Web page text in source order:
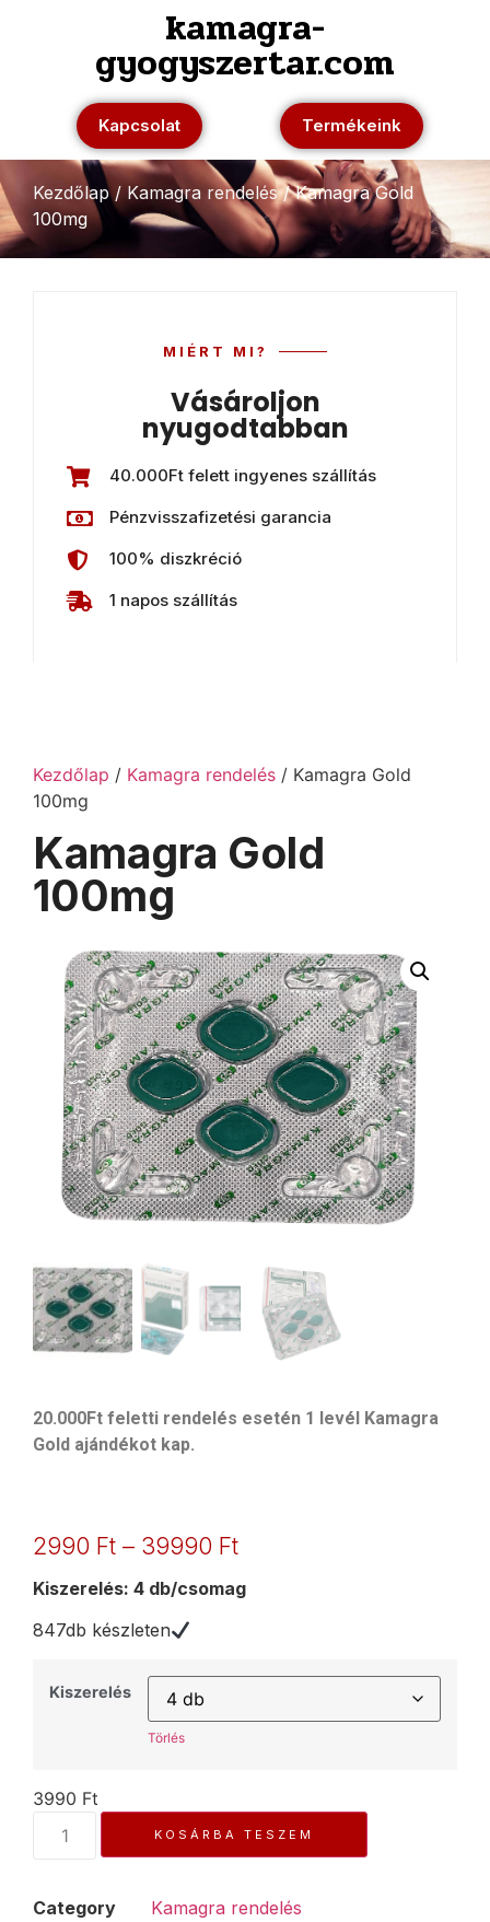
kamagra-
gyogyszertar.com
Kapcsolat Termékeink
Kezdőlap/Kamagra rendelés/ Kamagra Gold
100mg
MIÉRT MI?
Vásároljon
nyugodtabban
40.000Ft felett ingyenes szállítás
Pénzvisszafizetési garancia
100% diszkréció
1 napos szállítás
Kezdőlap / Kamagra rendelés / Kamagra Gold
100mg
Kamagra Gold
100mg
20.000Ft feletti rendelés esetén 1 levél Kamagra
Gold ajándékot kap.
2990 Ft – 39990 Ft
Kiszerelés: 4 db/csomag
847db készleten
Kiszerelés
Törlés
3990 Ft
KOSÁRBA TESZEM
Category Kamagra rendelés